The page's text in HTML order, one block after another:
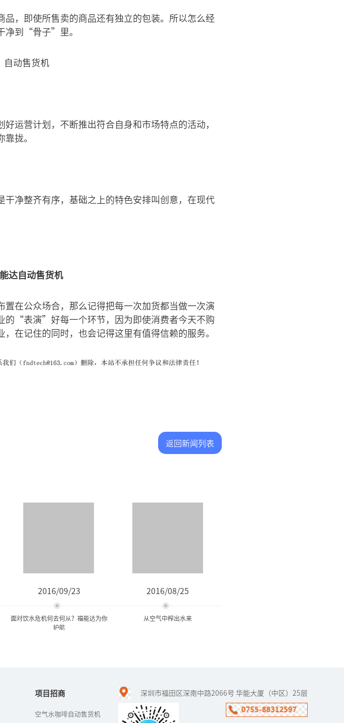
，即使所售卖的商品还有独立的包装。所以怎么经
净到“骨子”里。
运营计划，不断推出符合自身和市场特点的活动，
拢。
净整齐有序，基础之上的特色安排叫创意，在现代
在公众场合，那么记得把每一次加货都当做一次演
的“表演”好每一个环节，因为即使消费者今天不购
在记住的同时，也会记得这里有值得信赖的服务。
返回新闻列表
2016/09/23
面对饮水危机何去何从？福能达为你
护航
面对严峻的水环境状况，
2016/08/25
从空气中榨出水来
石油用完了，汽车还能
跑。水用完了，人类怎么
项目招商
空气水咖啡自动售货机
深圳市福田区深南中路2066号 华能大厦（中区）25层